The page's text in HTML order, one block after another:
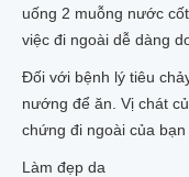
uống 2 muỗng nước
việc đi ngoài dễ dàng
Đối với bệnh lý tiêu
nướng để ăn. Vị chát
chứng đi ngoài của bạn
Làm đẹp da